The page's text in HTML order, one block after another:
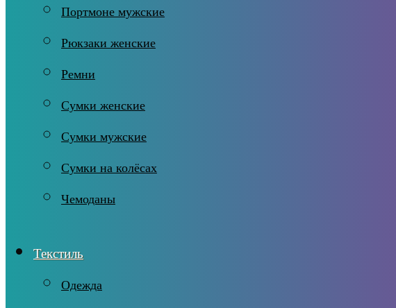
Портмоне мужские
Рюкзаки женские
Ремни
Сумки женские
Сумки мужские
Сумки на колёсах
Чемоданы
Текстиль
Одежда